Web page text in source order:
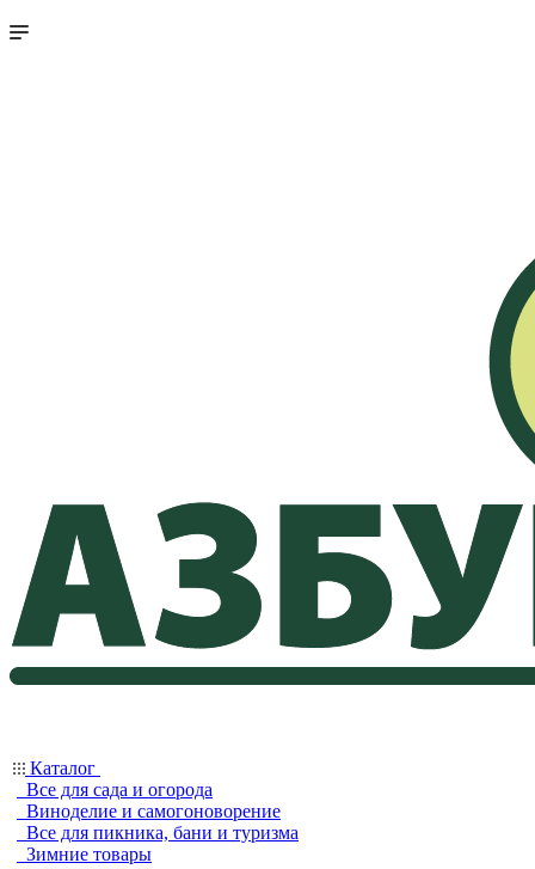
Каталог
Все для сада и огорода
Виноделие и самогоноворение
Все для пикника, бани и туризма
Зимние товары